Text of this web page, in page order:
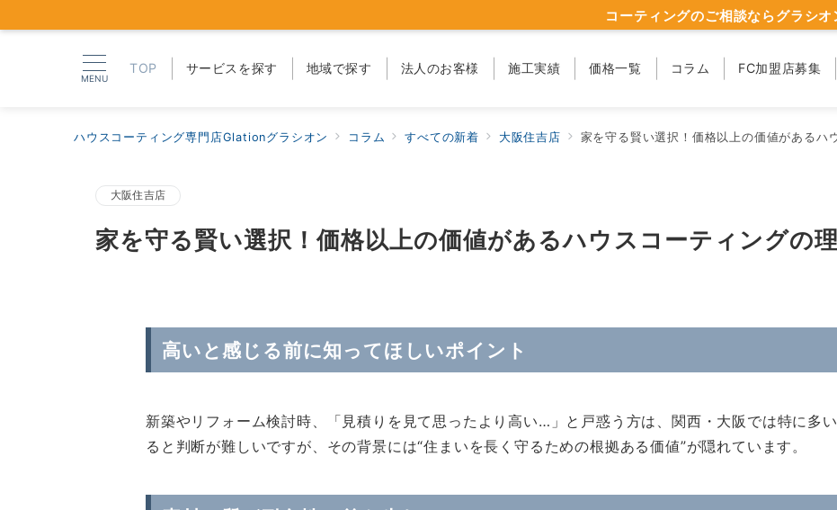
MENU
TOP サービスを探す 地域で探す 法人のお客様 施工実績 価格一覧 コラム FC加盟店募集
コーティングのご相談ならグラシ
ハウスコーティング専門店Glationグラシオン コラム すべての新着 大阪住吉店 家を守る賢い選択！価格以上の価値があるハ
大阪住吉店
家を守る賢い選択！価格以上の価値があるハウスコーティングの理
高いと感じる前に知ってほしいポイント
新築やリフォーム検討時、「見積りを見て思ったより高い…」と戸惑う方は、関西・大阪では特に多
ると判断が難しいですが、その背景には“住まいを長く守るための根拠ある価値”が隠れています。